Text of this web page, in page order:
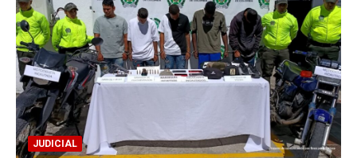
JUDICIAL